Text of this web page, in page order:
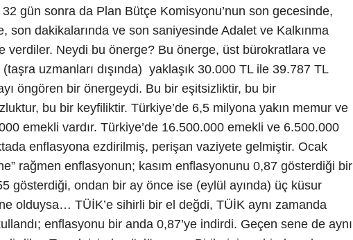
gün sonra da Plan Bütçe Komisyonu’nun son gecesinde,
son dakikalarında ve son saniyesinde Adalet ve Kalkınma
verdiler. Neydi bu önerge? Bu önerge, üst bürokratlara ve
uzmanları dışında) yaklaşık 30.000 TL ile 39.787 TL
öngören bir önergeydi. Bu bir eşitsizliktir, bu bir
bu bir keyfiliktir. Türkiye’de 6,5 milyona yakın memur ve
emekli vardır. Türkiye’de 16.500.000 emekli ve 6.500.000
enflasyona ezdirilmiş, perişan vaziyete gelmiştir. Ocak
rağmen enflasyonun; kasım enflasyonunu 0,87 gösterdiği bir
gösterdiği, ondan bir ay önce ise (eylül ayında) üç küsur
olduysa… TÜİK’e sihirli bir el değdi, TÜİK aynı zamanda
enflasyonu bir anda 0,87’ye indirdi. Geçen sene de aynı